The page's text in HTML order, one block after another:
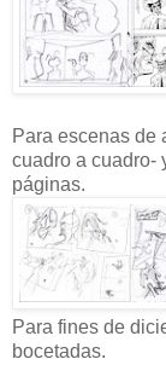
Para escenas de
cuadro a cuadro-
páginas.
Para fines de
bocetadas.